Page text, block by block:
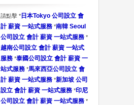
請點擊 *日本Tokyo 公司設立 會
計 薪資 一站式服務 *南韓 Seoul
公司設立 會計 薪資 一站式服務 *
越南公司設立 會計 薪資 一站式
服務 *泰國公司設立 會計 薪資 一
站式服務 *馬來西亞公司設立 會
計 薪資 一站式服務 *新加坡 公司
設立 會計 薪資 一站式服務 *印尼
公司設立 會計 薪資 一站式服務 *